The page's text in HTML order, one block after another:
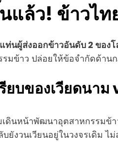
แล้ว! ข้าวไท
ท่นผู้ส่งออกข้าวอันดับ 2 ของโ
รมข้าว ปล่อยให้ข้อจำกัดด้า
ยบของเวียดนา
ดินหน้าพัฒนาอุตสาหกรรมข้า
ยังวนเวียนอยู่ในวงจรเดิม